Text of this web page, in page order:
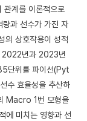
관계를 이론적으로
량과 선수가 가진 자
의 상호작용이 성적
2022년과 2023년
단위를 파이선(Pyt
수 효율성을 추산하
Macro 1번 모형을
에 미치는 영향과 선